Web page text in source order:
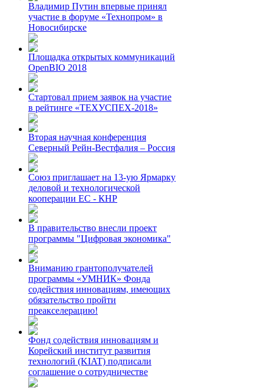
Владимир Путин впервые принял
участие в форуме «Технопром» в
Новосибирске
Площадка открытых коммуникаций
OpenBIO 2018
Стартовал прием заявок на участие
в рейтинге «ТЕХУСПЕХ-2018»
Вторая научная конференция
Северный Рейн-Вестфалия – Россия
Союз приглашает на 13-ую Ярмарку
деловой и технологической
кооперации ЕС - КНР
В правительство внесли проект
программы "Цифровая экономика"
Вниманию грантополучателей
программы «УМНИК» Фонда
содействия инновациям, имеющих
обязательство пройти
преакселерацию!
Фонд содействия инновациям и
Корейский институт развития
технологий (KIAT) подписали
соглашение о сотрудничестве